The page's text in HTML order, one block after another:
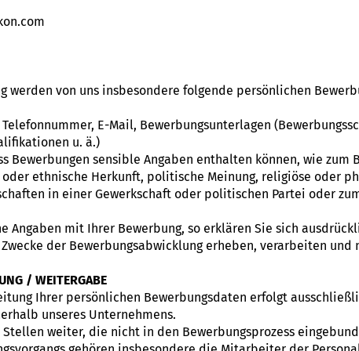
werden von uns insbesondere folgende persönlichen
E-Mail, Bewerbungsunterlagen
u. ä.)
Bewerbungen sensible Angaben enthalten können, wie zum
ethnische Herkunft, politische Meinung, religiöse oder
in einer Gewerkschaft oder politischen Partei oder
Angaben mit Ihrer Bewerbung, so erklären Sie sich
der Bewerbungsabwicklung erheben, verarbeiten und
/ WEITERGABE
Ihrer persönlichen Bewerbungsdaten erfolgt
unseres Unternehmens.
weiter, die nicht in den Bewerbungsprozess